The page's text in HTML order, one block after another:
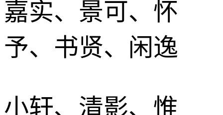
嘉实、景可、怀
予、书贤、闲逸
小轩、清影、惟